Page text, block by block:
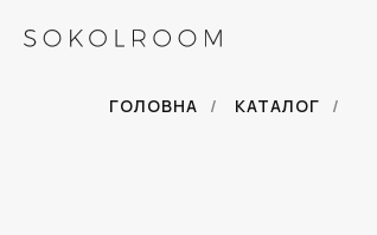
ГОЛОВНА / КАТАЛОГ /